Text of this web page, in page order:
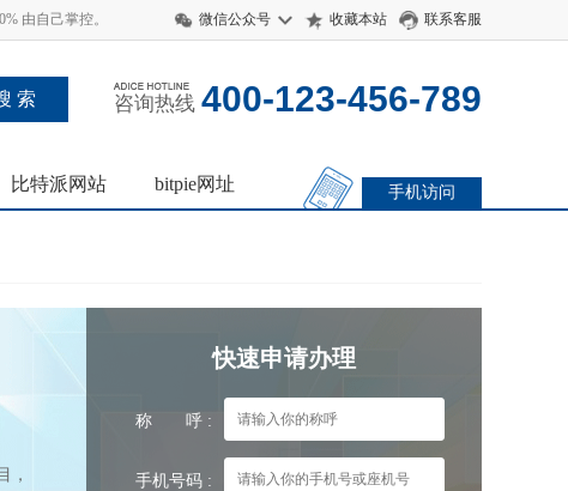
由自己掌控。 微信公众号 收藏本站 联系客服
咨询热线 400-123-456-789
比特派网站 bitpie网址 手机访问
，
快速申请办理
称 呼 :
手机号码 :